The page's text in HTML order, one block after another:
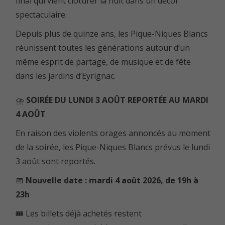
spectaculaire.
Depuis plus de quinze ans, les Pique-Niques Blancs
réunissent toutes les générations autour d’un
même esprit de partage, de musique et de fête
dans les jardins d’Eyrignac.
⛈️ SOIRÉE DU LUNDI 3 AOÛT REPORTÉE AU MARDI
4 AOÛT
En raison des violents orages annoncés au moment
de la soirée, les Pique-Niques Blancs prévus le lundi
3 août sont reportés.
📅 Nouvelle date : mardi 4 août 2026, de 19h à
23h
🎟️ Les billets déjà achetés restent